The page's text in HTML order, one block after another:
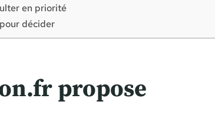
en priorité
décider
propose